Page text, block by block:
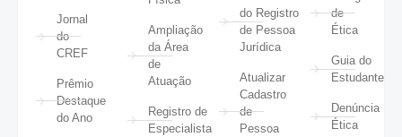
Jornal
do
CREF
Prêmio
Destaque
do Ano
Ampliação
da Área
de
Atuação
Registro de
Especialista
do Registro
de Pessoa
Jurídica
Atualizar
Cadastro
de
Pessoa
de
Ética
Guia do
Estudante
Denúncia
Ética